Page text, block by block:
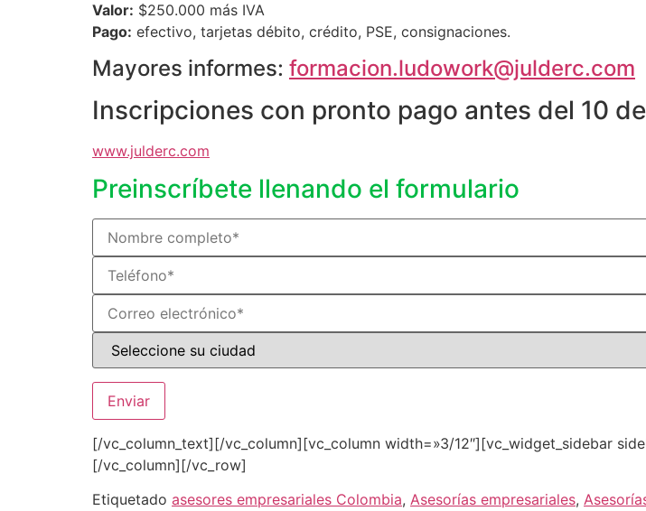
Valor: $250.000 más IVA
Pago: efectivo, tarjetas débito, crédito, PSE, consignaciones.
Mayores informes: formacion.ludowork@julderc.com
Inscripciones con pronto pago antes del 10
www.julderc.com
Preinscríbete llenando el formulario
[/vc_column_text][/vc_column][vc_column width=»3/12″][vc_widget_sidebar
[/vc_column][/vc_row]
Etiquetado asesores empresariales Colombia, Asesorías empresariales,